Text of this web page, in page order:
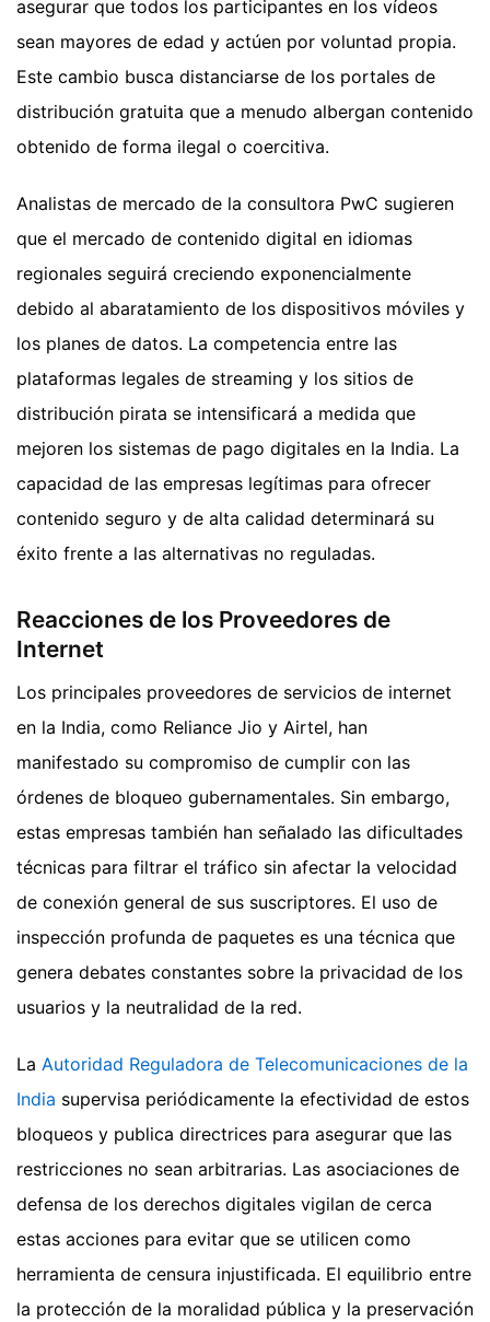
asegurar que todos los participantes en los vídeos
sean mayores de edad y actúen por voluntad propia.
Este cambio busca distanciarse de los portales de
distribución gratuita que a menudo albergan contenido
obtenido de forma ilegal o coercitiva.
Analistas de mercado de la consultora PwC sugieren
que el mercado de contenido digital en idiomas
regionales seguirá creciendo exponencialmente
debido al abaratamiento de los dispositivos móviles y
los planes de datos. La competencia entre las
plataformas legales de streaming y los sitios de
distribución pirata se intensificará a medida que
mejoren los sistemas de pago digitales en la India. La
capacidad de las empresas legítimas para ofrecer
contenido seguro y de alta calidad determinará su
éxito frente a las alternativas no reguladas.
Reacciones de los Proveedores de
Internet
Los principales proveedores de servicios de internet
en la India, como Reliance Jio y Airtel, han
manifestado su compromiso de cumplir con las
órdenes de bloqueo gubernamentales. Sin embargo,
estas empresas también han señalado las dificultades
técnicas para filtrar el tráfico sin afectar la velocidad
de conexión general de sus suscriptores. El uso de
inspección profunda de paquetes es una técnica que
genera debates constantes sobre la privacidad de los
usuarios y la neutralidad de la red.
La Autoridad Reguladora de Telecomunicaciones de la
India supervisa periódicamente la efectividad de estos
bloqueos y publica directrices para asegurar que las
restricciones no sean arbitrarias. Las asociaciones de
defensa de los derechos digitales vigilan de cerca
estas acciones para evitar que se utilicen como
herramienta de censura injustificada. El equilibrio entre
la protección de la moralidad pública y la preservación